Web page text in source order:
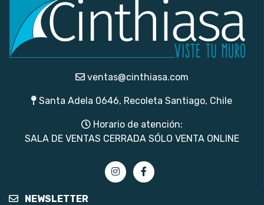
ventas@cinthiasa.com
Santa Adela 0646, Recoleta Santiago, Chile
Horario de atención:
SALA DE VENTAS CERRADA SÓLO VENTA ONLINE
NEWSLETTER